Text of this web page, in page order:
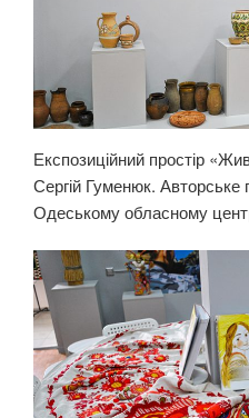
Експозиційний простір
Сергій Гуменюк.
Одеському обласному